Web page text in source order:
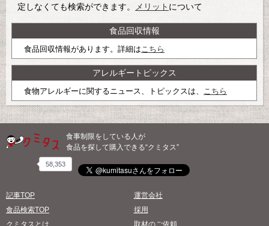
定しなくても検索ができます。
メリット について
食品回収情報
食品回収情報があります。詳細はこちら
アレルギートピックス
食物アレルギーに関するニュース、トピックスは、 こちら
食事制限をしている人が
食品を探して購入できる“クミタス”
58,353
記事TOP
食品検索TOP
運営会社
採用